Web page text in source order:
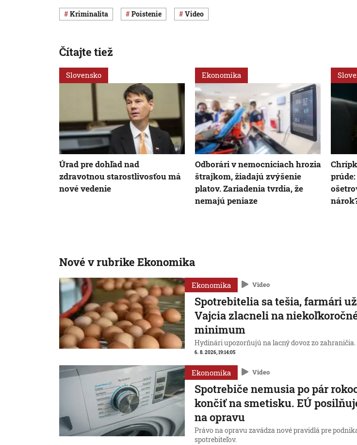
Kriminalita poistenie Video
Čítajte tiež
Slovensko
Úrad pre dohľad nad
zdravotnou starostlivosťou má
nové vedenie
Ekonomika
Odborári v nemocniciach hrozia
štrajkom, žiadajú zvýšenie
platov. Zariadenia tvrdia, že
nemajú peniaze
Nové v rubrike Ekonomika
Ekonomika Video
Spotrebitelia sa tešia, farmári
Vajcia zlacneli na
minimum
Hydinári upozorňujú na lacný dovoz zo zahraničia.
6. 8. 2026, 19:14:05
Ekonomika Video
Spotrebiče nemusia po pár
končiť na smetisku. EÚ
na opravu
Právo na opravu zavádza nové pravidlá pre
spotrebiteľov.